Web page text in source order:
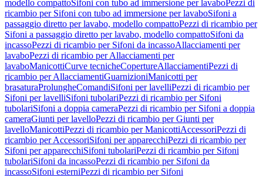
modello compattoSifoni con tubo ad immersione per lavaboPezzi di
ricambio per Sifoni con tubo ad immersione per lavaboSifoni a
passaggio diretto per lavabo, modello compattoPezzi di ricambio per
Sifoni a passaggio diretto per lavabo, modello compattoSifoni da
incassoPezzi di ricambio per Sifoni da incassoAllacciamenti per
lavaboPezzi di ricambio per Allacciamenti per
lavaboManicottiCurve tecnicheCopertureAllacciamentiPezzi di
ricambio per AllacciamentiGuarnizioniManicotti per
brasaturaProlungheComandiSifoni per lavelliPezzi di ricambio per
Sifoni per lavelliSifoni tubolariPezzi di ricambio per Sifoni
tubolariSifoni a doppia cameraPezzi di ricambio per Sifoni a doppia
cameraGiunti per lavelloPezzi di ricambio per Giunti per
lavelloManicottiPezzi di ricambio per ManicottiAccessoriPezzi di
ricambio per AccessoriSifoni per apparecchiPezzi di ricambio per
Sifoni per apparecchiSifoni tubolariPezzi di ricambio per Sifoni
tubolariSifoni da incassoPezzi di ricambio per Sifoni da
incassoSifoni esterniPezzi di ricambio per Sifoni